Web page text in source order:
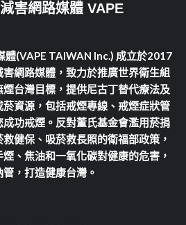
害網路媒體 VAPE
體(VAPE TAIWAN Inc.) 成立於2017
網路媒體，致力於推廣世界衛生組
台灣目標，提供尼古丁替代療法及
資源，包括戒煙專線、戒煙症狀管
功戒煙。反對董氏基金會濫用菸捐
健保、吸菸救長照的衛福部政策，
、焦油和一氧化碳對健康的危害，
，打造健康台灣。